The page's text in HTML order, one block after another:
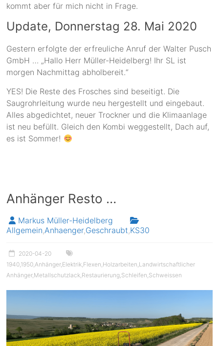
kommt aber für mich nicht in Frage.
Update, Donnerstag 28. Mai 2020
Gestern erfolgte der erfreuliche Anruf der Walter Pusch
GmbH … „Hallo Herr Müller-Heidelberg! Ihr SL ist
morgen Nachmittag abholbereit.“
YES! Die Reste des Frosches sind beseitigt. Die
Saugrohrleitung wurde neu hergestellt und eingebaut.
Alles abgedichtet, neuer Trockner und die Klimaanlage
ist neu befüllt. Gleich den Kombi weggestellt, Dach auf,
es ist Sommer!
Anhänger Resto …
Markus Müller-Heidelberg
Allgemein,Anhaenger,Geschraubt,KS30
2020-04-20
1940,1950,Anhänger,Elektrik,Flexen,Holzarbeiten,Landwirtschaftlicher
Anhänger,Metallschutzlack,Restaurierung,Schleifen,Schweissen